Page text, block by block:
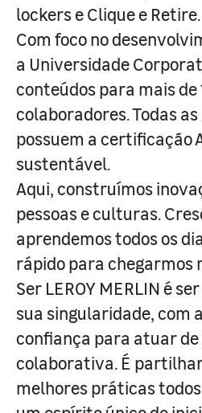
lockers e Clique e Retire.
Com foco no
a Universidade
conteúdos para mais de
colaboradores. Todas
possuem a certificação
sustentável.
Aqui, construímos
pessoas e culturas.
aprendemos todos os
rápido para chegarmos
Ser LEROY MERLIN é
sua singularidade, com
confiança para atuar
colaborativa. É
melhores práticas